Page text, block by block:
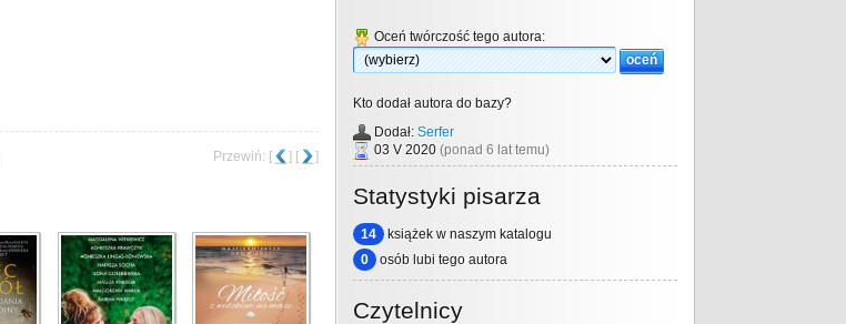
Przewiń: [ ] [ ]
Oceń twórczość tego autora:
Kto dodał autora do bazy?
Dodał: Serfer
03 V 2020 (ponad 6 lat temu)
Statystyki pisarza
14
książek w naszym katalogu
0
osób lubi tego autora
Czytelnicy